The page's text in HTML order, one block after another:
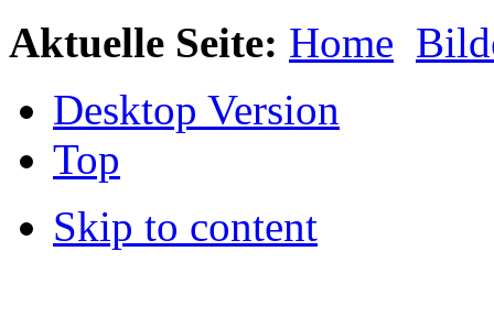
Aktuelle Seite: Home
Desktop Version
Top
Skip to content